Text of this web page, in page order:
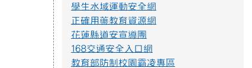
提升社會大眾對身心障礙者權利公約1.jpg
學生水域運動安全網
正確用藥教育資源網
花蓮縣道安宣導團
168交通安全入口網
教育部防制校園霸凌專區